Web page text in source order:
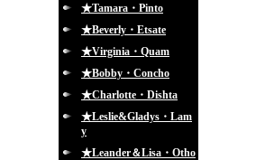
★Tamara・Pinto
★Beverly・Etsate
★Virginia・Quam
★Bobby・Concho
★Charlotte・Dishta
★Leslie&Gladys・Lam
y
★Leander＆Lisa・Otho